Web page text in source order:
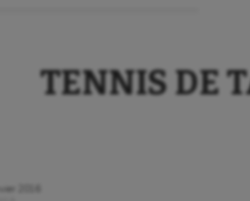
TENNIS DE
2016